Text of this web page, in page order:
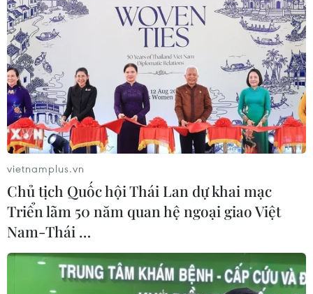
vietnamplus.vn
Chủ tịch Quốc hội Thái Lan dự khai mạc
Triển lãm 50 năm quan hệ ngoại giao Việt
Nam-Thái …